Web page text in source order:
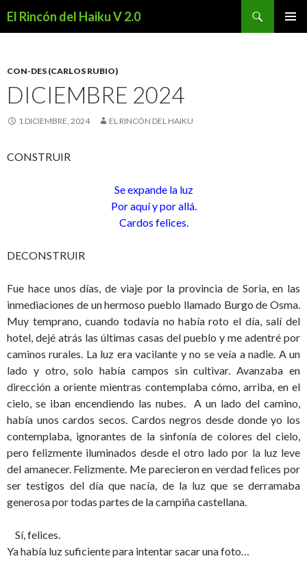
El Rincón del Haiku V 2.0
CON-DES (CARLOS RUBIO)
DICIEMBRE 2024
1 DICIEMBRE, 2024 EL RINCÓN DEL HAIKU
CONSTRUIR
Se expande la luz
Por aquí y por allá.
Cardos felices.
DECONSTRUIR
Fue hace unos días, de viaje por la provincia de Soria, en las
inmediaciones de un hermoso pueblo llamado Burgo de Osma.
Muy temprano, cuando todavía no había roto el día, salí del
hotel, dejé atrás las últimas casas del pueblo y me adentré por
caminos rurales. La luz era vacilante y no se veía a nadie. A un
lado y otro, solo había campos sin cultivar. Avanzaba en
dirección a oriente mientras contemplaba cómo, arriba, en el
cielo, se iban encendiendo las nubes. A un lado del camino,
había unos cardos secos. Cardos negros desde donde yo los
contemplaba, ignorantes de la sinfonía de colores del cielo,
pero felizmente iluminados desde el otro lado por la luz leve
del amanecer. Felizmente. Me parecieron en verdad felices por
ser testigos del día que nacía, de la luz que se derramaba
generosa por todas partes de la campiña castellana.
Sí, felices.
Ya había luz suficiente para intentar sacar una foto…